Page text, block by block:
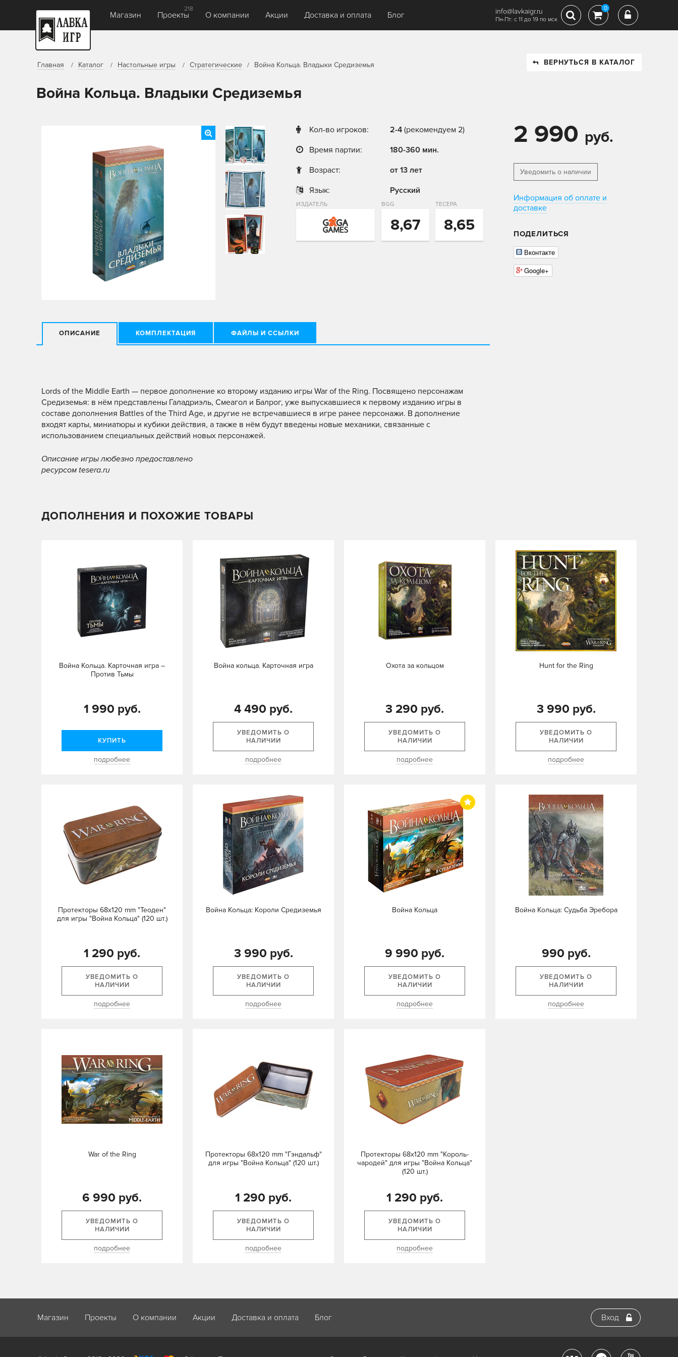
Магазин Проекты
218
О компании Акции Доставка и оплата Блог info@lavkaigr.ru
Пн-Пт: с 11 до 19 по мск
0
Главная Каталог Настольные игры Стратегические Война Кольца. Владыки Средиземья ВЕРНУТЬСЯ В КАТАЛОГ
Война Кольца. Владыки Средиземья
Кол-во игроков: 2-4 (рекомендуем 2)
Время партии:
180-360 мин.
Возраст:
от 13 лет
Язык:
Русский
ИЗДАТЕЛЬ BGG
8,67
ТЕСЕРА
8,65
ОПИСАНИЕ КОМПЛЕКТАЦИЯ ФАЙЛЫ И ССЫЛКИ
Lords of the Middle Earth — первое дополнение ко второму изданию игры War of the Ring. Посвящено персонажам
Средиземья: в нём представлены Галадриэль, Смеагол и Балрог, уже выпускавшиеся к первому изданию игры в
составе дополнения Battles of the Third Age, и другие не встречавшиеся в игре ранее персонажи. В дополнение
входят карты, миниатюры и кубики действия, а также в нём будут введены новые механики, связанные с
использованием специальных действий новых персонажей.
Описание игры любезно предоставлено
ресурсом tesera.ru
2 990 руб.
Уведомить о наличии
Информация об оплате и
доставке
ПОДЕЛИТЬСЯ
Вконтакте
Google+
ДОПОЛНЕНИЯ И ПОХОЖИЕ ТОВАРЫ
Война Кольца. Карточная игра –
Против Тьмы
1 990 руб.
КУПИТЬ
подробнее
Война кольца. Карточная игра
4 490 руб.
УВЕДОМИТЬ О
НАЛИЧИИ
подробнее
Охота за кольцом
3 290 руб.
УВЕДОМИТЬ О
НАЛИЧИИ
подробнее
Hunt for the Ring
3 990 руб.
УВЕДОМИТЬ О
НАЛИЧИИ
подробнее
Протекторы 68x120 mm "Теоден"
для игры "Война Кольца" (120 шт.)
1 290 руб.
УВЕДОМИТЬ О
НАЛИЧИИ
подробнее
Война Кольца: Короли Средиземья
3 990 руб.
УВЕДОМИТЬ О
НАЛИЧИИ
подробнее
Война Кольца
9 990 руб.
УВЕДОМИТЬ О
НАЛИЧИИ
подробнее
Война Кольца: Судьба Эребора
990 руб.
УВЕДОМИТЬ О
НАЛИЧИИ
подробнее
War of the Ring
6 990 руб.
УВЕДОМИТЬ О
НАЛИЧИИ
подробнее
Протекторы 68x120 mm "Гэндальф"
для игры "Война Кольца" (120 шт.)
1 290 руб.
УВЕДОМИТЬ О
НАЛИЧИИ
подробнее
Протекторы 68x120 mm "Король-
чародей" для игры "Война Кольца"
(120 шт.)
1 290 руб.
УВЕДОМИТЬ О
НАЛИЧИИ
подробнее
Магазин Проекты О компании Акции Доставка и оплата Блог Вход